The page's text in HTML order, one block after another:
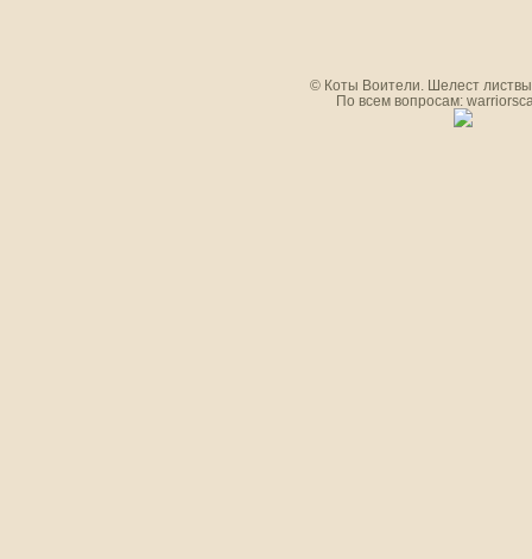
© Коты Воители. Шелест
По всем вопросам: